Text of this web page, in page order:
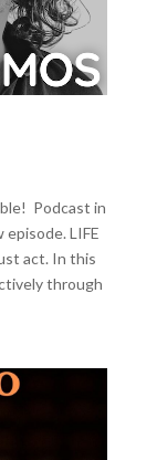
Podcast in
episode. LIFE
act. In this
through